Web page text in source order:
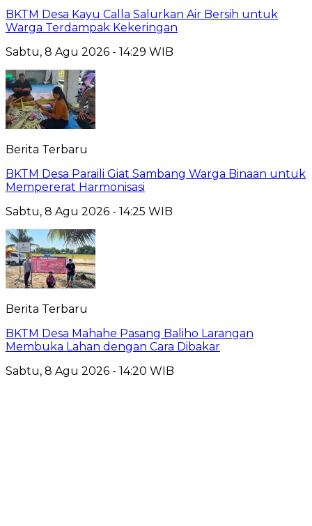
BKTM Desa Kayu Calla Salurkan Air Bersih untuk
Warga Terdampak Kekeringan
Sabtu, 8 Agu 2026 - 14:29 WIB
Berita Terbaru
BKTM Desa Paraili Giat Sambang Warga Binaan untuk
Mempererat Harmonisasi
Sabtu, 8 Agu 2026 - 14:25 WIB
Berita Terbaru
BKTM Desa Mahahe Pasang Baliho Larangan
Membuka Lahan dengan Cara Dibakar
Sabtu, 8 Agu 2026 - 14:20 WIB